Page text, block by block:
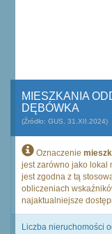
MIESZKANIA
DĘBÓWKA
(Źródło: GUS, 31.XII.2024)
Oznaczenie
jest zarówno jako lokal
jest zgodna z tą
obliczeniach
najaktualniejsze
Liczba nieruchomości